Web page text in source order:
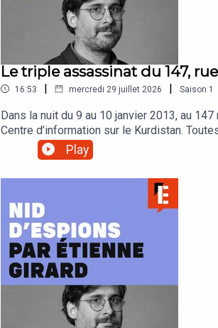
Le triple assassinat du 147,
16:53 | mercredi 29 juillet 2026 | Saison 1
Dans la nuit du 9 au 10 janvier 2013, au
Centre d’information sur le Kurdistan.
enquête. Conclusion : l’assassinat est
d’une des victimes. Cette affaire, restée à
racontent comment les services secrets
podcast de L’Express, consacré au
l'épisode ici et abonnez vous à L'Express
par Mélanie Pierre et réalisé par Jules
Emmanuel Herschon / Studio Torrent
Play